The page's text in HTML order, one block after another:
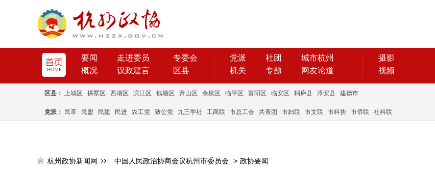
要闻 走进委员
专委会
概况
议政建言 区县
党派 社团
城市杭州
机关
专题 网友论道
摄影
视频
区县： 上城区 拱墅区 西湖区 滨江区 钱塘区 萧山区 余杭区 临平区 富阳区 临安区 桐庐县 淳安县 建德市
党派： 民革 民盟 民建 民进 农工党 致公党 九三学社 工商联 市总工会 共青团 市妇联 市文联 市科协 市侨联 社科联
杭州政协新闻网 中国人民政治协商会议杭州市委员会 > 政协要闻